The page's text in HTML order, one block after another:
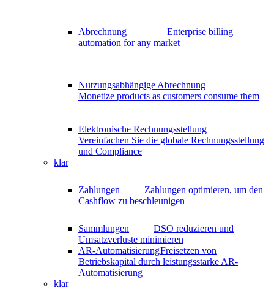
Abrechnung
Enterprise billing
automation for any market
Nutzungsabhängige Abrechnung
Monetize products as customers consume them
Elektronische Rechnungsstellung
Vereinfachen Sie die globale Rechnungsstellung
und Compliance
klar
Zahlungen
Zahlungen optimieren, um den
Cashflow zu beschleunigen
Sammlungen
DSO reduzieren und
Umsatzverluste minimieren
AR-AutomatisierungFreisetzen von
Betriebskapital durch leistungsstarke AR-
Automatisierung
klar